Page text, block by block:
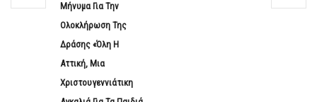
Μήνυμα Για Την
Ολοκλήρωση Της
Δράσης «Όλη Η
Αττική, Μια
Χριστουγεννιάτικη